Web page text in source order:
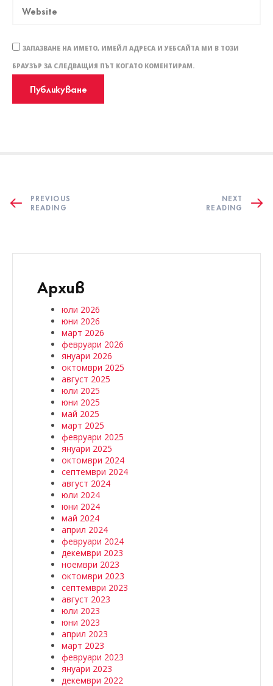
ЗАПАЗВАНЕ НА ИМЕТО, ИМЕЙЛ АДРЕСА И УЕБСАЙТА МИ В ТОЗИ
БРАУЗЪР ЗА СЛЕДВАЩИЯ ПЪТ КОГАТО КОМЕНТИРАМ.
PREVIOUS
READING
NEXT
READING
Архив
юли 2026
юни 2026
март 2026
февруари 2026
януари 2026
октомври 2025
август 2025
юли 2025
юни 2025
май 2025
март 2025
февруари 2025
януари 2025
октомври 2024
септември 2024
август 2024
юли 2024
юни 2024
май 2024
април 2024
февруари 2024
декември 2023
ноември 2023
октомври 2023
септември 2023
август 2023
юли 2023
юни 2023
април 2023
март 2023
февруари 2023
януари 2023
декември 2022